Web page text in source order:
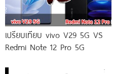
เปรียบเทียบ vivo V29 5G VS
Redmi Note 12 Pro 5G